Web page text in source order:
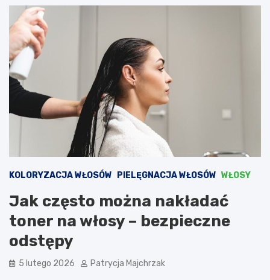
KOLORYZACJA WŁOSÓW PIELĘGNACJA WŁOSÓW WŁOSY
Jak często można nakładać
toner na włosy – bezpieczne
odstępy
5 lutego 2026 Patrycja Majchrzak